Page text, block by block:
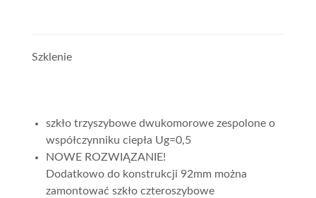
Szklenie
szkło trzyszybowe dwukomorowe zespolone o
współczynniku ciepła Ug=0,5
NOWE ROZWIĄZANIE!
Dodatkowo do konstrukcji 92mm można
zamontować szkło czteroszybowe